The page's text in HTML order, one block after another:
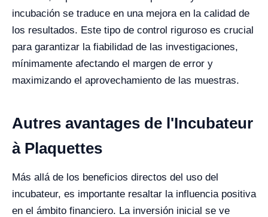
incubación se traduce en una mejora en la calidad de
los resultados. Este tipo de control riguroso es crucial
para garantizar la fiabilidad de las investigaciones,
mínimamente afectando el margen de error y
maximizando el aprovechamiento de las muestras.
Autres avantages de l'Incubateur
à Plaquettes
Más allá de los beneficios directos del uso del
incubateur, es importante resaltar la influencia positiva
en el ámbito financiero. La inversión inicial se ve